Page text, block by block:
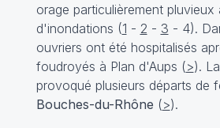
orage particulièrement pluvieux
d'inondations (1 - 2 - 3 - 4).
ouvriers ont été hospitalisés
foudroyés à Plan d'Aups (>).
provoqué plusieurs départs de
Bouches-du-Rhône (>).